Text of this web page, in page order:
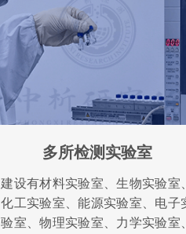
多所检测实验室
建设有材料实验室、生物实验室、
化工实验室、能源实验室、电子
验室、物理实验室、力学实验室、